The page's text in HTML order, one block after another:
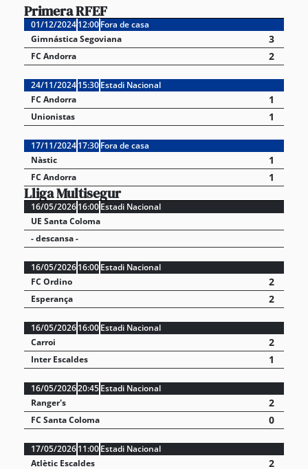
Primera RFEF
01/12/202412:00Fora de casa
Gimnástica Segoviana
3
FC Andorra 2
24/11/202415:30Estadi Nacional
FC Andorra
1
Unionistas 1
17/11/202417:30Fora de casa
Nàstic
1
FC Andorra 1
Lliga Multisegur
16/05/202616:00Estadi Nacional
UE Santa Coloma
- descansa -
16/05/202616:00Estadi Nacional
FC Ordino
2
Esperança 2
16/05/202616:00Estadi Nacional
Carroi
2
Inter Escaldes 1
16/05/202620:45Estadi Nacional
Ranger's
2
FC Santa Coloma 0
17/05/202611:00Estadi Nacional
Atlètic Escaldes
2